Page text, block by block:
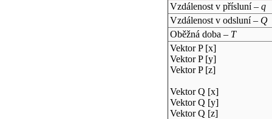
Vzdálenost v přísluní – q
Vzdálenost v odsluní – Q
Oběžná doba – T
Vektor P [x]
Vektor P [y]
Vektor P [z]
Vektor Q [x]
Vektor Q [y]
Vektor Q [z]